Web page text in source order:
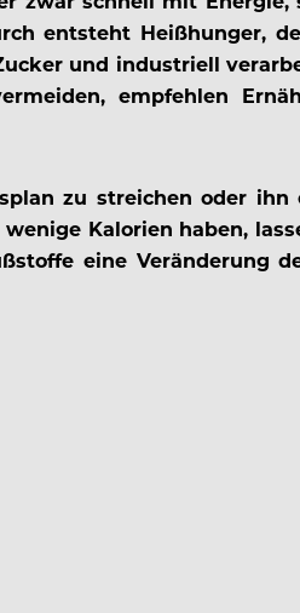
entsteht Heißhunger,
und industriell
empfehlen
zu streichen oder
Kalorien haben,
eine Veränderung